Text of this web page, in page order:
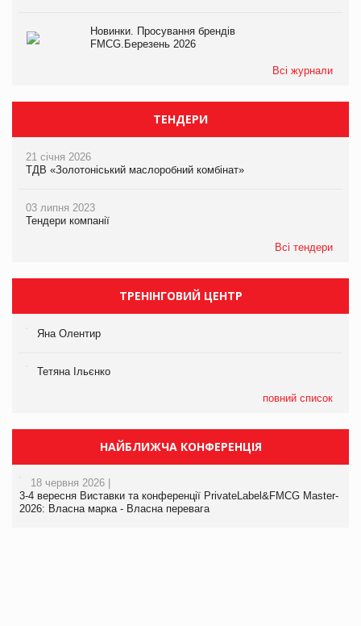
Новинки. Просування брендів
FMCG.Березень 2026
Всі журнали
ТЕНДЕРИ
21 січня 2026
ТДВ «Золотоніський маслоробний комбінат»
03 липня 2023
Тендери компанії
Всі тендери
ТРЕНІНГОВИЙ ЦЕНТР
Яна Олентир
Тетяна Ільєнко
повний список
НАЙБЛИЖЧА КОНФЕРЕНЦІЯ
18 червня 2026 |
3-4 вересня Виставки та конференції PrivateLabel&FMCG Master-
2026: Власна марка - Власна перевага